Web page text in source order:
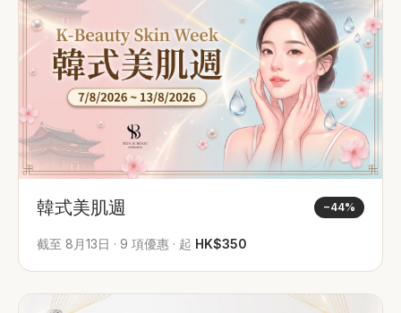
韓式美肌週 −44%
截至 8月13日 · 9 項優惠 · 起 HK$350